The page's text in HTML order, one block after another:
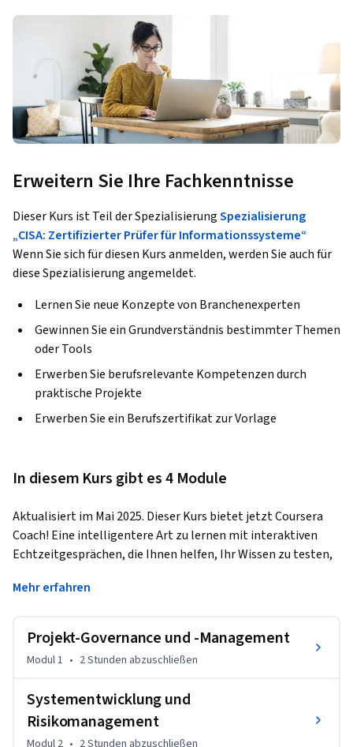
Erweitern Sie Ihre Fachkenntnisse
Dieser Kurs ist Teil der SpezialisierungSpezialisierung
„CISA: Zertifizierter Prüfer für Informationssysteme“
Wenn Sie sich für diesen Kurs anmelden, werden Sie auch für
diese Spezialisierung angemeldet.
Lernen Sie neue Konzepte von Branchenexperten
Gewinnen Sie ein Grundverständnis bestimmter Themen
oder Tools
Erwerben Sie berufsrelevante Kompetenzen durch
praktische Projekte
Erwerben Sie ein Berufszertifikat zur Vorlage
In diesem Kurs gibt es 4 Module
Aktualisiert im Mai 2025. Dieser Kurs bietet jetzt Coursera
Coach! Eine intelligentere Art zu lernen mit interaktiven
Echtzeitgesprächen, die Ihnen helfen, Ihr Wissen zu testen,
während Sie durch den Kurs schreiten. Dieser umfassende
Fähigkeiten auszustatten, die Sie benötigen, um IT-Projekt-
Governance und Systementwicklungsprozesse effektiv zu
prüfen. Er beginnt mit einem Überblick über
Schwerpunkt auf den Rollen und Verantwortlichkeiten der
wichtigsten Beteiligten liegt, einschließlich der
Mehr erfahren
Projekt-Governance und -Management
Modul 1 • 2 Stunden abzuschließen
Systementwicklung und
Risikomanagement